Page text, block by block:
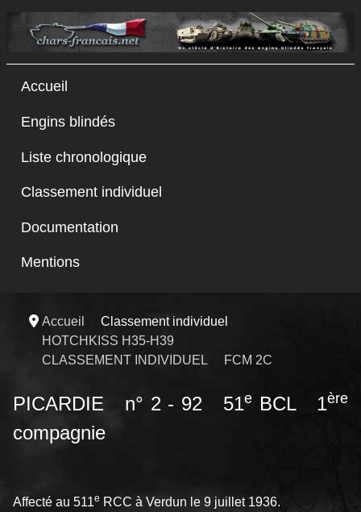
Accueil
Engins blindés
Liste chronologique
Classement individuel
Documentation
Mentions
Accueil
Classement individuel
HOTCHKISS H35-H39
CLASSEMENT INDIVIDUEL
FCM 2C
PICARDIE n° 2 - 92 51e BCL 1ère
compagnie
Affecté au 511e RCC à Verdun le 9 juillet 1936.